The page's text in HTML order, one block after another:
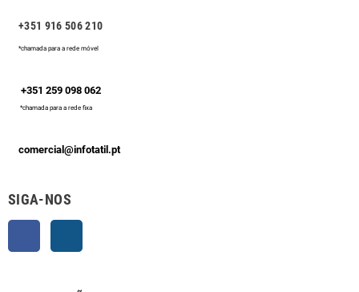
+351 916 506 210
*chamada para a rede móvel
+351 259 098 062
*chamada para a rede fixa
comercial@infotatil.pt
SIGA-NOS